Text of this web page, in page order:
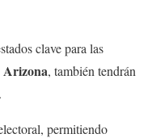
clave para las
Arizona, también tendrán
permitiendo